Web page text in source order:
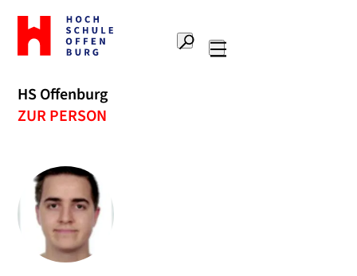
Zur
Startseite
Hochschule
Suche
HS Offenburg
ZUR PERSON